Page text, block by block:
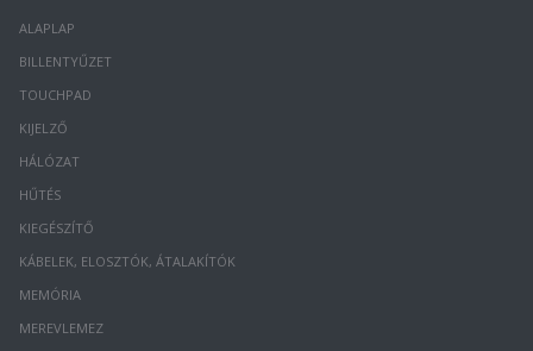
ALAPLAP
BILLENTYŰZET
TOUCHPAD
KIJELZŐ
HÁLÓZAT
HŰTÉS
KIEGÉSZÍTŐ
KÁBELEK, ELOSZTÓK, ÁTALAKÍTÓK
MEMÓRIA
MEREVLEMEZ